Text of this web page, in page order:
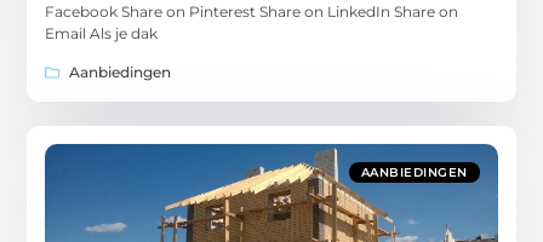
Facebook Share on Pinterest Share on LinkedIn Share on
Email Als je dak
Aanbiedingen
AANBIEDINGEN